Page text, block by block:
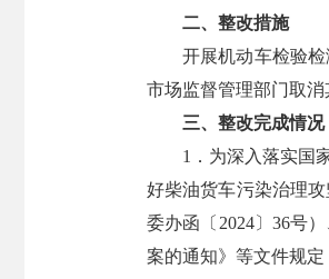
二、整改措施
开展机动车检验
市场监督管理部门取
三、整改完成情况
1．为深入落实国
好柴油货车污染治理
委办函〔2024〕36号
案的通知》等文件规